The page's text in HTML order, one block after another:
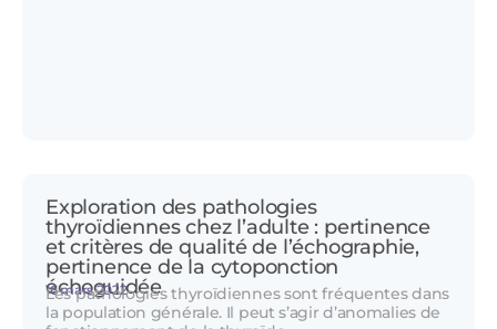
Exploration des pathologies
thyroïdiennes chez l’adulte : pertinence
et critères de qualité de l’échographie,
pertinence de la cytoponction
échoguidée
16 mars 2022
Les pathologies thyroïdiennes sont fréquentes dans
la population générale. Il peut s’agir d’anomalies de